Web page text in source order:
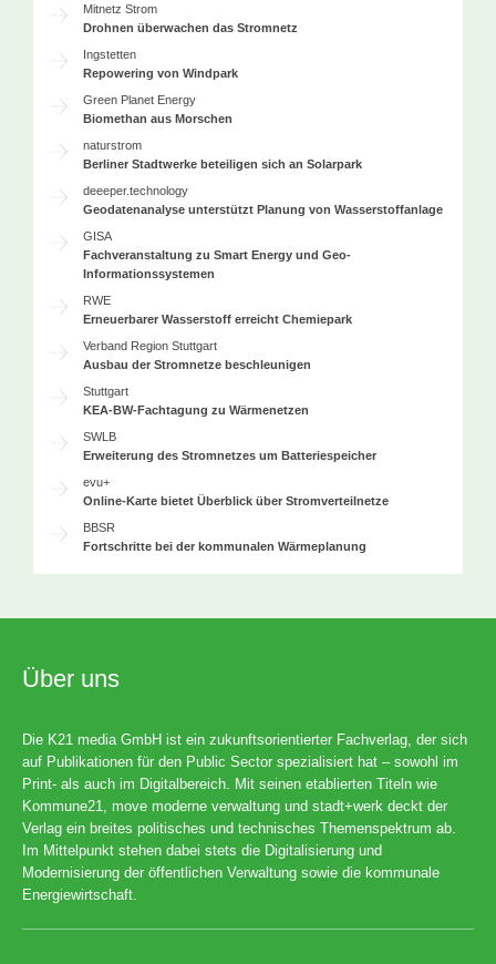
Mitnetz Strom
Drohnen überwachen das Stromnetz
Ingstetten
Repowering von Windpark
Green Planet Energy
Biomethan aus Morschen
naturstrom
Berliner Stadtwerke beteiligen sich an Solarpark
deeeper.technology
Geodatenanalyse unterstützt Planung von Wasserstoffanlage
GISA
Fachveranstaltung zu Smart Energy und Geo-
Informationssystemen
RWE
Erneuerbarer Wasserstoff erreicht Chemiepark
Verband Region Stuttgart
Ausbau der Stromnetze beschleunigen
Stuttgart
KEA-BW-Fachtagung zu Wärmenetzen
SWLB
Erweiterung des Stromnetzes um Batteriespeicher
evu+
Online-Karte bietet Überblick über Stromverteilnetze
BBSR
Fortschritte bei der kommunalen Wärmeplanung
Über uns
Die K21 media GmbH ist ein zukunftsorientierter Fachverlag, der sich
auf Publikationen für den Public Sector spezialisiert hat – sowohl im
Print- als auch im Digitalbereich. Mit seinen etablierten Titeln wie
Kommune21, move moderne verwaltung und stadt+werk deckt der
Verlag ein breites politisches und technisches Themenspektrum ab.
Im Mittelpunkt stehen dabei stets die Digitalisierung und
Modernisierung der öffentlichen Verwaltung sowie die kommunale
Energiewirtschaft.